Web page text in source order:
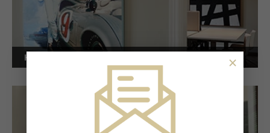
Kunstuitleen voor bedrijven ×